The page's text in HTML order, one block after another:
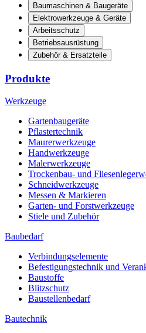
Baumaschinen & Baugeräte
Elektrowerkzeuge & Geräte
Arbeitsschutz
Betriebsausrüstung
Zubehör & Ersatzteile
Produkte
Werkzeuge
Gartenbaugeräte
Pflastertechnik
Maurerwerkzeuge
Handwerkzeuge
Malerwerkzeuge
Trockenbau- und
Schneidwerkzeuge
Messen & Markieren
Garten- und Forstwerkzeuge
Stiele und Zubehör
Baubedarf
Verbindungselemente
Befestigungstechnik und
Baustoffe
Blitzschutz
Baustellenbedarf
Bautechnik